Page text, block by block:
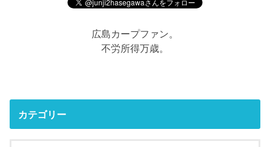
広島カープファン。
不労所得万歳。
カテゴリー